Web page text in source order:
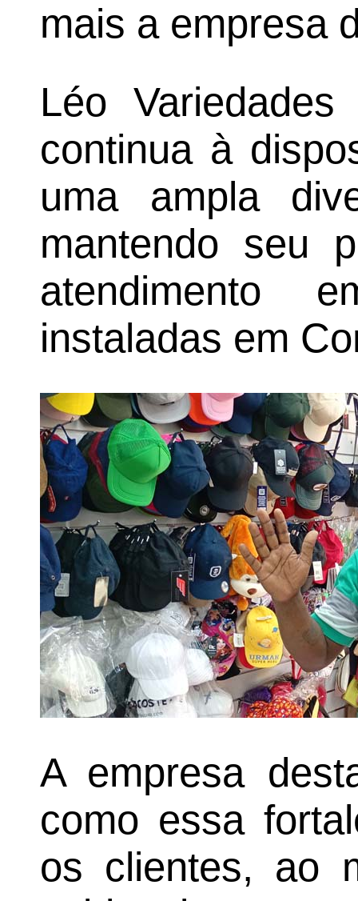
mais a empresa
Léo
continua à
uma ampla
mantendo seu
atendimento
instaladas em
A empresa
como essa
os clientes, ao